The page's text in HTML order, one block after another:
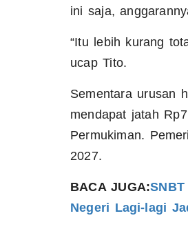
ini saja,
“Itu lebih kurang
ucap Tito.
Sementara urusan
mendapat jatah
Permukiman.
2027.
BACA JUGA:
Negeri Lagi-lagi